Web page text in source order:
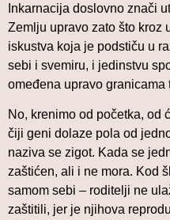
Inkarnacija doslovno znači
Zemlju upravo zato što kroz
iskustva koja je podstiču u
sebi i svemiru, i jedinstvu
omeđena upravo granicama
No, krenimo od početka, od
čiji geni dolaze pola od
naziva se zigot. Kada se
zaštićen, ali i ne mora. Kod
samom sebi – roditelji ne
zaštitili, jer je njihova